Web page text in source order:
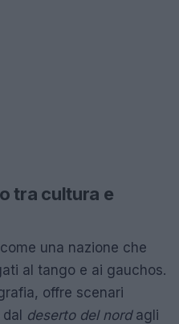
tra cultura e
una nazione che
al tango e ai gauchos.
offre scenari
deserto del nordagli